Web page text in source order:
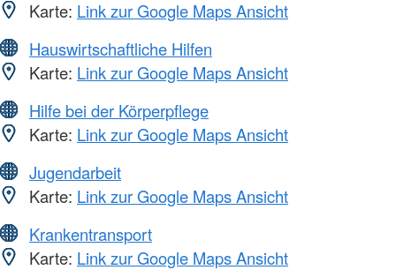
Karte: Link zur Google Maps Ansicht
Hauswirtschaftliche Hilfen
Karte: Link zur Google Maps Ansicht
Hilfe bei der Körperpflege
Karte: Link zur Google Maps Ansicht
Jugendarbeit
Karte: Link zur Google Maps Ansicht
Krankentransport
Karte: Link zur Google Maps Ansicht